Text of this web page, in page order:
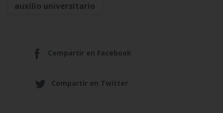
auxilio universitario
Compartir en Facebook
Compartir en Twitter